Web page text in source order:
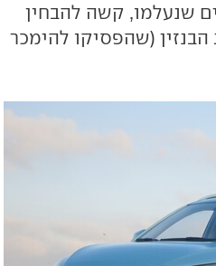
שנעלמו, קשה להבחין
הבנזין (שהפסיקו להימכר